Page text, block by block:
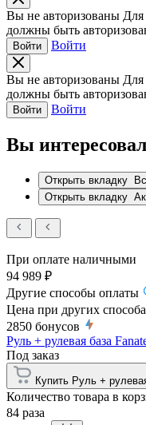
Вы не авторизованы Для
должны быть
Войти Войти
Вы не авторизованы Для
должны быть
Войти Войти
Вы
Открыть вкладку
Открыть вкладку
При оплате наличными
94 989 ₽
Другие способы оплаты
Цена при других
2850 бонусов
Руль + рулевая база
Под заказ
Купить Руль +
Количество товара в
84 раза